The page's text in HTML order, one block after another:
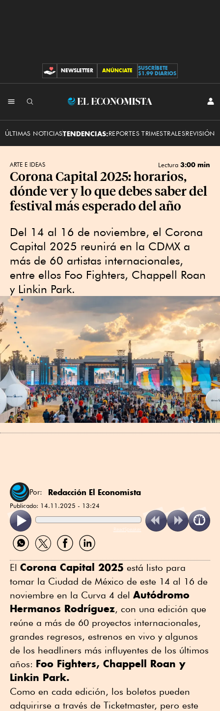
CONTRIBUCIONES
NEWSLETTER ANÚNCIATE
SUSCRÍBETE
$1.99 DIARIOS
El
ÚLTIMAS NOTICIASTENDENCIAS:REPORTES TRIMESTRALESREVISIÓN
ARTE E IDEAS Lectura 3:00 min
Corona Capital 2025: horarios,
dónde ver y lo que debes saber del
festival más esperado del año
Del 14 al 16 de noviembre, el Corona
Capital 2025 reunirá en la CDMX a
más de 60 artistas internacionales,
entre ellos Foo Fighters, Chappell Roan
y Linkin Park.
Por: Redacción El Economista
Publicado: 14.11.2025 - 13:24
ReadSpeaker
Compartir
por
Compartir
por
Compartir
por
Compartir
por
El Corona Capital 2025 está listo para
tomar la Ciudad de México de este 14 al 16 de
noviembre en la Curva 4 del Autódromo
Hermanos Rodríguez, con una edición que
reúne a más de 60 proyectos internacionales,
grandes regresos, estrenos en vivo y algunos
de los headliners más influyentes de los últimos
años: Foo Fighters, Chappell Roan y
Linkin Park.
Como en cada edición, los boletos pueden
adquirirse a través de Ticketmaster, pero este